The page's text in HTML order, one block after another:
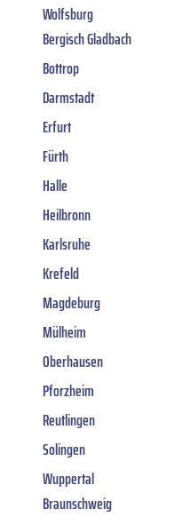
Wolfsburg
Bergisch Gladbach
Bottrop
Darmstadt
Erfurt
Fürth
Halle
Heilbronn
Karlsruhe
Krefeld
Magdeburg
Mülheim
Oberhausen
Pforzheim
Reutlingen
Solingen
Wuppertal
Braunschweig